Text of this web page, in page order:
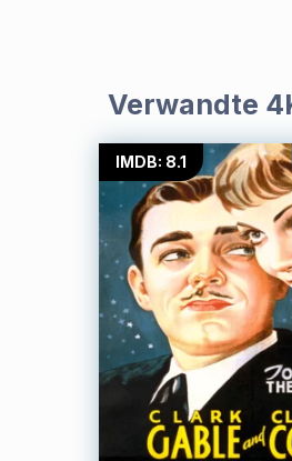
Verwandte
IMDB: 8.1